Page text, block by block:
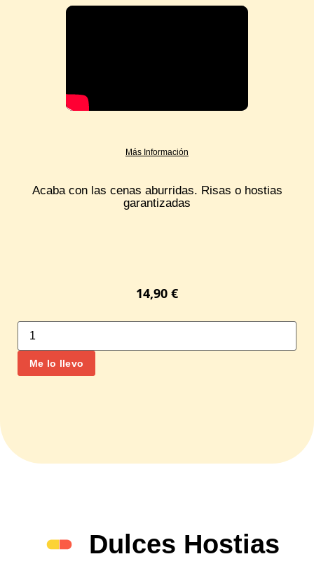
Más Información
Acaba con las cenas aburridas. Risas o hostias
garantizadas
14,90 €
Me lo llevo
Dulces Hostias